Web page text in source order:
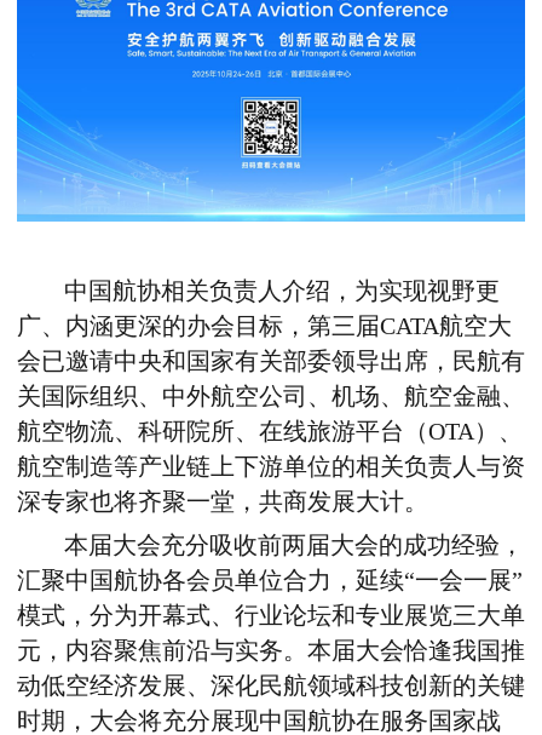
中国航协相关负责人介绍，为实现视野更
广、内涵更深的办会目标，第三届CATA航空大
会已邀请中央和国家有关部委领导出席，民航有
关国际组织、中外航空公司、机场、航空金融、
航空物流、科研院所、在线旅游平台（OTA）、
航空制造等产业链上下游单位的相关负责人与资
深专家也将齐聚一堂，共商发展大计。
本届大会充分吸收前两届大会的成功经验，
汇聚中国航协各会员单位合力，延续“一会一展”
模式，分为开幕式、行业论坛和专业展览三大单
元，内容聚焦前沿与实务。本届大会恰逢我国推
动低空经济发展、深化民航领域科技创新的关键
时期，大会将充分展现中国航协在服务国家战